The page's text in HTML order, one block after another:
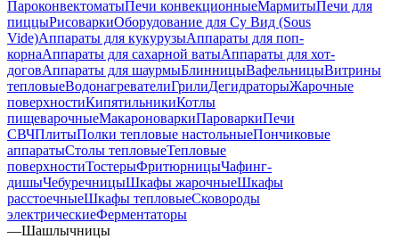
ПароконвектоматыПечи конвекционныеМармитыПечи для
пиццыРисоваркиОборудование для Су Вид (Sous
Vide)Аппараты для кукурузыАппараты для поп-
корнаАппараты для сахарной ватыАппараты для хот-
договАппараты для шаурмыБлинницыВафельницыВитрины
тепловыеВодонагревателиГрилиДегидраторыЖарочные
поверхностиКипятильникиКотлы
пищеварочныеМакароноваркиПароваркиПечи
СВЧПлитыПолки тепловые настольныеПончиковые
аппаратыСтолы тепловыеТепловые
поверхностиТостерыФритюрницыЧафинг-
дишыЧебуречницыШкафы жарочныеШкафы
расстоечныеШкафы тепловыеСковороды
электрическиеФерментаторы
—Шашлычницы